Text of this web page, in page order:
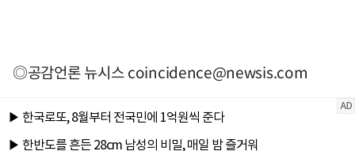
◎공감언론 뉴시스coincidence@newsis.com